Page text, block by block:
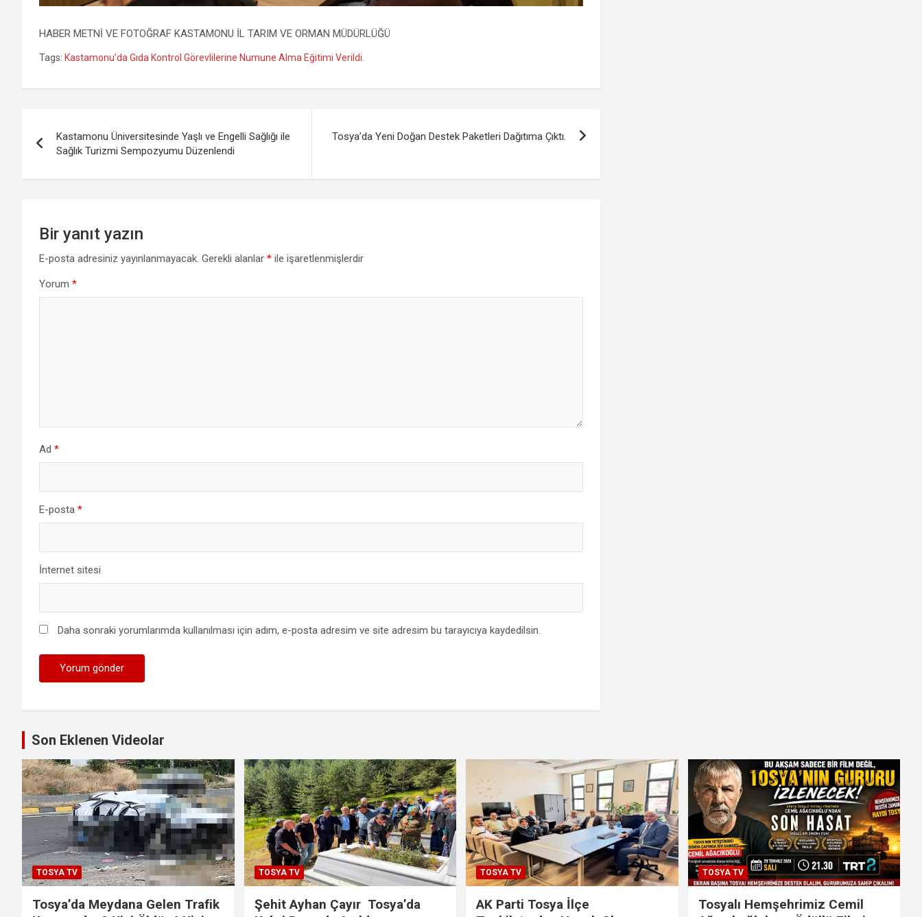
HABER METNİ VE FOTOĞRAF KASTAMONU İL TARIM VE ORMAN MÜDÜRLÜĞÜ
Tags: Kastamonu’da Gıda Kontrol Görevlilerine Numune Alma Eğitimi Verildi.
gezinmesi
Kastamonu Üniversitesinde Yaşlı ve Engelli Sağlığı ile
Sağlık Turizmi Sempozyumu Düzenlendi
Tosya’da Yeni Doğan Destek Paketleri Dağıtıma Çıktı.
Bir yanıt yazın
E-posta adresiniz yayınlanmayacak. Gerekli alanlar * ile işaretlenmişlerdir
Yorum *
Ad *
E-posta *
İnternet sitesi
Daha sonraki yorumlarımda kullanılması için adım, e-posta adresim ve site adresim bu tarayıcıya kaydedilsin.
Son Eklenen Videolar
TOSYA TV
Tosya’da Meydana Gelen Trafik
TOSYA TV
Şehit Ayhan Çayır Tosya’da
TOSYA TV
AK Parti Tosya İlçe
TOSYA TV
Tosyalı Hemşehrimiz Cemil